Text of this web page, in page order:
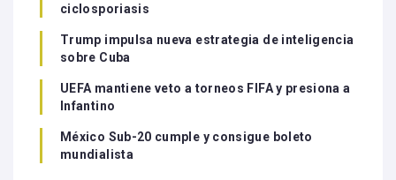
ciclosporiasis
Trump impulsa nueva estrategia de inteligencia
sobre Cuba
UEFA mantiene veto a torneos FIFA y presiona a
Infantino
México Sub-20 cumple y consigue boleto
mundialista